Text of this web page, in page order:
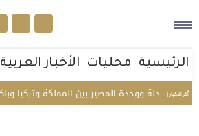
الرئيسية محليات الأخبار العربية
أخر الأخبار |ووحدة المصير بين المملكة وتركيا وباكستان